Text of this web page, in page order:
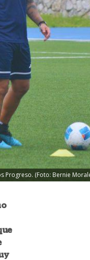
Progreso. (Foto: Bernie